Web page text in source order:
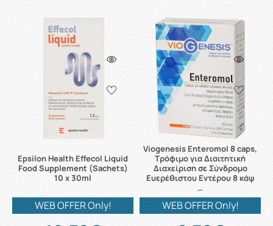
Epsilon Health Effecol Liquid
Food Supplement (Sachets)
10 x 30ml
WEB OFFER Only!
Viogenesis Enteromol 8 caps,
Τρόφιμο για Διαιτητική
Διαχείριση σε Σύνδρομο
Ευερέθιστου Εντέρου 8 κάψ
…
WEB OFFER Only!